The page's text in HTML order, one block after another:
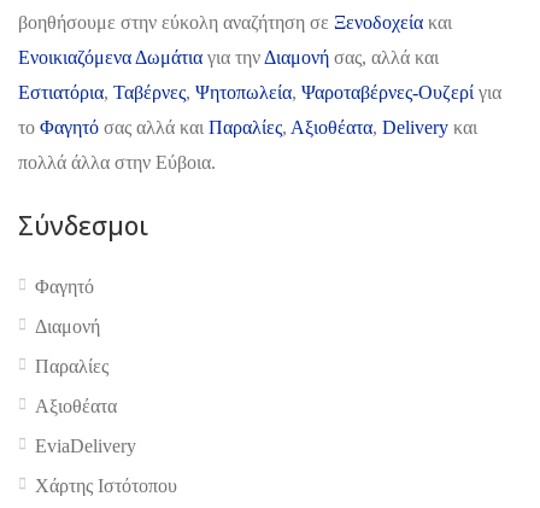
βοηθήσουμε στην εύκολη αναζήτηση σε Ξενοδοχεία και
Ενοικιαζόμενα Δωμάτια για την Διαμονή σας, αλλά και
Εστιατόρια, Ταβέρνες, Ψητοπωλεία, Ψαροταβέρνες-Ουζερί για
το Φαγητό σας αλλά και Παραλίες, Αξιοθέατα, Delivery και
πολλά άλλα στην Εύβοια.
Σύνδεσμοι
Φαγητό
Διαμονή
Παραλίες
Αξιοθέατα
EviaDelivery
Χάρτης Ιστότοπου